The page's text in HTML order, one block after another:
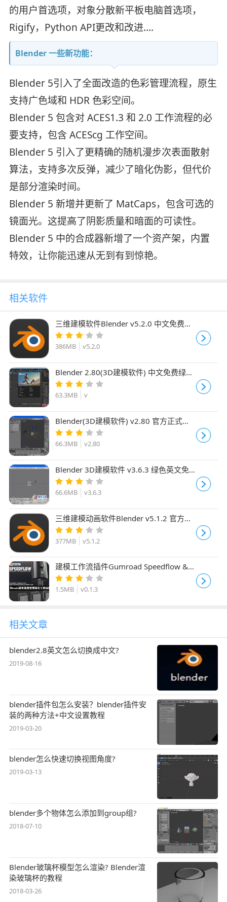
的用户首选项，对象分散新平板电脑首选项，
Rigify，Python API更改和改进....
Blender 一些新功能：
Blender 5引入了全面改造的色彩管理流程，原生
支持广色域和 HDR 色彩空间。
Blender 5 包含对 ACES1.3 和 2.0 工作流程的必
要支持，包含 ACEScg 工作空间。
Blender 5 引入了更精确的随机漫步次表面散射
算法，支持多次反弹，减少了暗化伪影，但代价
是部分渲染时间。
Blender 5 新增并更新了 MatCaps，包含可选的
镜面光。这提高了阴影质量和暗面的可读性。
Blender 5 中的合成器新增了一个资产架，内置
特效，让你能迅速从无到有到惊艳。
相关软件
三维建模软件Blender v5.2.0 中文免费绿
色便携版 win64位
386MB v5.2.0
Blender 2.80(3D建模软件) 中文免费绿色
便携版 32位
63.3MB v
Blender(3D建模软件) v2.80 官方正式安
装版 32位
66.3MB v2.80
Blender 3D建模软件 v3.6.3 绿色英文免
费版 32bit+64bit
66.6MB v3.6.3
三维建模动画软件Blender v5.1.2 官方中
文正式版 for Linux64
377MB v5.1.2
建模工作流插件Gumroad Speedflow &
Companion v0.1.3 for Blender4+ 免费版
1.5MB v0.1.3
相关文章
blender2.8英文怎么切换成中文?
2019-08-16
blender插件包怎么安装？blender插件安
装的两种方法+中文设置教程
2019-03-20
blender怎么快速切换视图角度?
2019-03-13
blender多个物体怎么添加到group组?
2018-07-10
Blender玻璃杯模型怎么渲染? Blender渲
染玻璃杯的教程
2018-03-26